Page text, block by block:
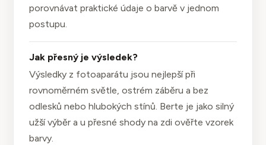
porovnávat praktické údaje o barvě v jednom
postupu.
Jak přesný je výsledek?
Výsledky z fotoaparátu jsou nejlepší při
rovnoměrném světle, ostrém záběru a bez
odlesků nebo hlubokých stínů. Berte je jako silný
užší výběr a u přesné shody na zdi ověřte vzorek
barvy.